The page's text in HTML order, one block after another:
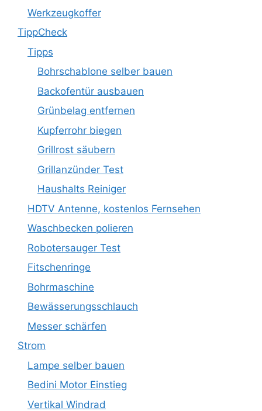
Werkzeugkoffer
TippCheck
Tipps
Bohrschablone selber bauen
Backofentür ausbauen
Grünbelag entfernen
Kupferrohr biegen
Grillrost säubern
Grillanzünder Test
Haushalts Reiniger
HDTV Antenne, kostenlos Fernsehen
Waschbecken polieren
Robotersauger Test
Fitschenringe
Bohrmaschine
Bewässerungsschlauch
Messer schärfen
Strom
Lampe selber bauen
Bedini Motor Einstieg
Vertikal Windrad